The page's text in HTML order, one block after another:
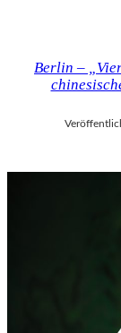
Berlin –